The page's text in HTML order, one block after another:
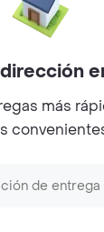
Facebook
Twitter
Inc. All rights
más